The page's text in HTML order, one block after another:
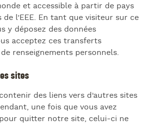
et accessible à partir de pays
l’EEE. En tant que visiteur sur ce
y déposez des données
acceptez ces transferts
renseignements personnels.
sites
des liens vers d’autres sites
une fois que vous avez
quitter notre site, celui-ci ne